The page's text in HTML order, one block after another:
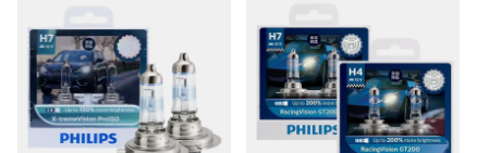
removal tool, the Philips BRE225 00 Epilator is the
perfect choice for you.